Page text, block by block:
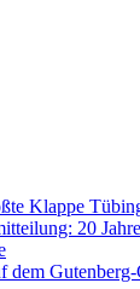
Klappe
20
dem